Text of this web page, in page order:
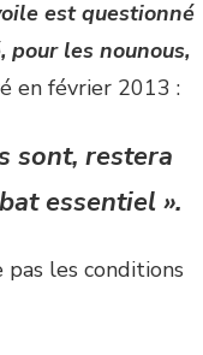
est questionné
pour les nounous,
en février 2013 :
sont, restera
essentiel ».
les conditions